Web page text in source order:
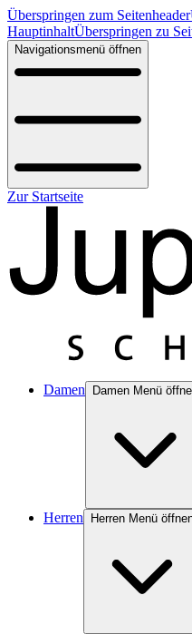
Überspringen zum Seitenheader
HauptinhaltÜberspringen zu
Navigationsmenü öffnen
Zur Startseite
Damen Damen Menü
Herren Herren Menü